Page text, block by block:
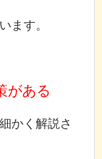
ます。
がある
かく解説さ